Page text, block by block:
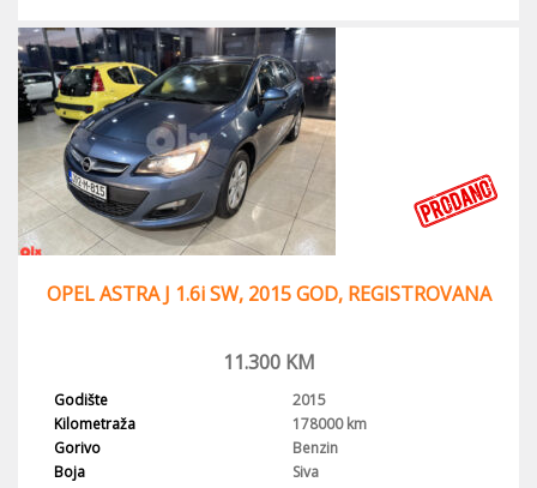
OPEL ASTRA J 1.6i SW, 2015 GOD, REGISTROVANA
11.300KM
Godište
2015
Kilometraža
178000 km
Gorivo
Benzin
Boja
Siva